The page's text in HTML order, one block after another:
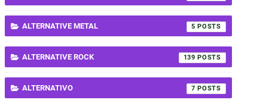
ALTERNATIVE METAL 5
ALTERNATIVE ROCK 139
ALTERNATIVO 7